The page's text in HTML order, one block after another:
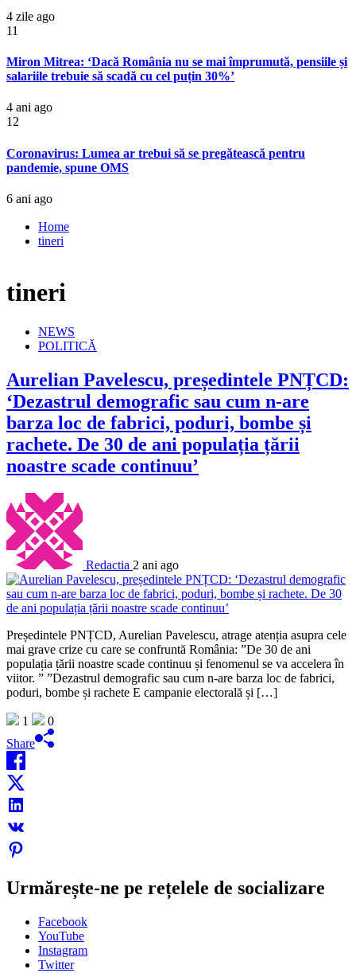
4 zile ago
11
Miron Mitrea: ‘Dacă România nu se mai împrumută, pensiile și
salariile trebuie să scadă cu cel puțin 30%’
4 ani ago
12
Coronavirus: Lumea ar trebui să se pregătească pentru
pandemie, spune OMS
6 ani ago
Home
tineri
tineri
NEWS
POLITICĂ
Aurelian Pavelescu, președintele PNȚCD:
‘Dezastrul demografic sau cum n-are
barza loc de fabrici, poduri, bombe și
rachete. De 30 de ani populația țării
noastre scade continuu’
Redactia 2 ani ago
Președintele PNȚCD, Aurelian Pavelescu, atrage atenția asupra cele
mai grave crize cu care se confruntă România: ”De 30 de ani
populația țării noastre scade continuu și fenomenul se va accelera în
viitor. ” ”Dezastrul demografic sau cum n-are barza loc de fabrici,
poduri, bombe și rachete E campanie electorală și […]
1
0
Share
Urmărește-ne pe rețelele de socializare
Facebook
YouTube
Instagram
Twitter